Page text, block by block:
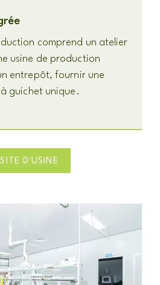
comprend un atelier
usine de production
entrepôt, fournir une
guichet unique.
D'USINE